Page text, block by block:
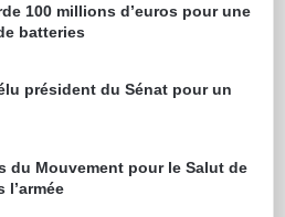
100 millions d’euros pour une
batteries
président du Sénat pour un
du Mouvement pour le Salut de
l’armée